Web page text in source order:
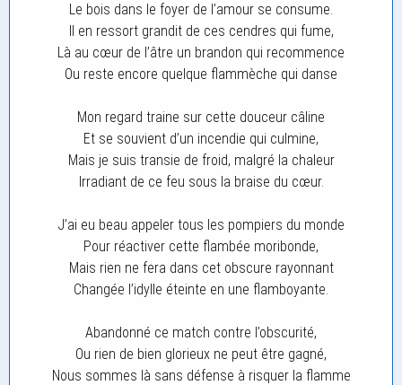
Le bois dans le foyer de l’amour se consume.
Il en ressort grandit de ces cendres qui fume,
Là au cœur de l’âtre un brandon qui recommence
Ou reste encore quelque flammèche qui danse
Mon regard traine sur cette douceur câline
Et se souvient d’un incendie qui culmine,
Mais je suis transie de froid, malgré la chaleur
Irradiant de ce feu sous la braise du cœur.
J’ai eu beau appeler tous les pompiers du monde
Pour réactiver cette flambée moribonde,
Mais rien ne fera dans cet obscure rayonnant
Changée l’idylle éteinte en une flamboyante.
Abandonné ce match contre l’obscurité,
Ou rien de bien glorieux ne peut être gagné,
Nous sommes là sans défense à risquer la flamme